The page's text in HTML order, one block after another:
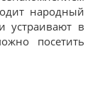
народный
устраивают в
посетить